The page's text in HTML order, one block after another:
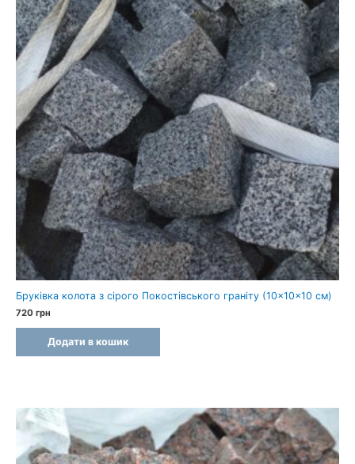
Бруківка колота з сірого Покостівського граніту (10×10×10 см)
720 грн
Додати в кошик